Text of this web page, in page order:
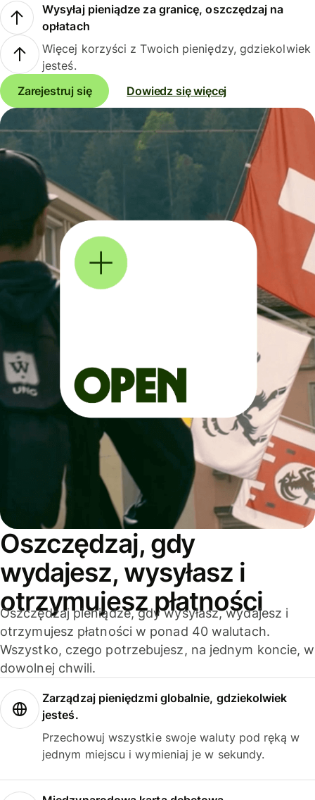
Wysyłaj pieniądze za granicę, oszczędzaj na
opłatach
Więcej korzyści z Twoich pieniędzy, gdziekolwiek
jesteś.
Zarejestruj się
Dowiedz się więcej
Oszczędzaj, gdy
wydajesz, wysyłasz i
otrzymujesz płatności
Oszczędzaj pieniądze, gdy wysyłasz, wydajesz i
otrzymujesz płatności w ponad 40 walutach.
Wszystko, czego potrzebujesz, na jednym koncie, w
dowolnej chwili.
Zarządzaj pieniędzmi globalnie, gdziekolwiek
jesteś.
Przechowuj wszystkie swoje waluty pod ręką w
jednym miejscu i wymieniaj je w sekundy.